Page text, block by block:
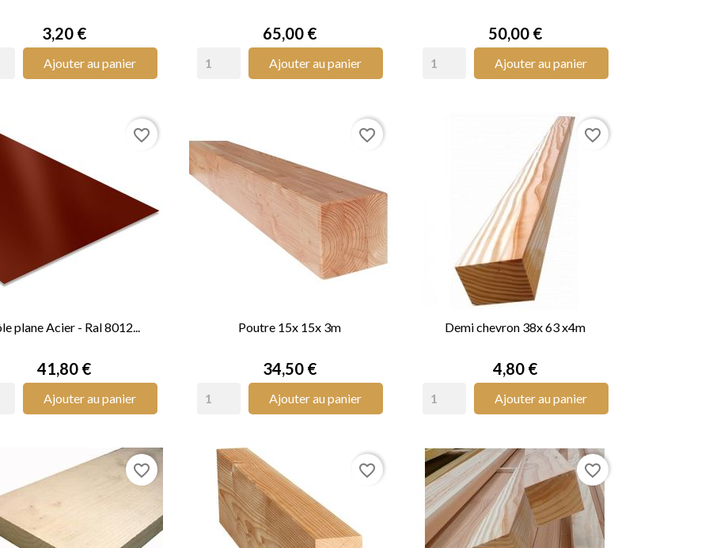
Prix
3,20 €
Ajouter au panier
Prix
65,00 €
Ajouter au panier
Prix
50,00 €
Ajouter au panier
plane Acier - Ral 8012...
Prix
41,80 €
Ajouter au panier
favorite_border
Poutre 15x 15x 3m
Prix
34,50 €
Ajouter au panier
favorite_border
Demi chevron 38x 63 x4m
Prix
4,80 €
Ajouter au panier
favorite_border
favorite_border favorite_border favorite_border